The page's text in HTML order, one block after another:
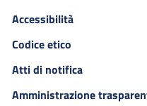
Accessibilità
Codice etico
Atti di notifica
Amministrazione